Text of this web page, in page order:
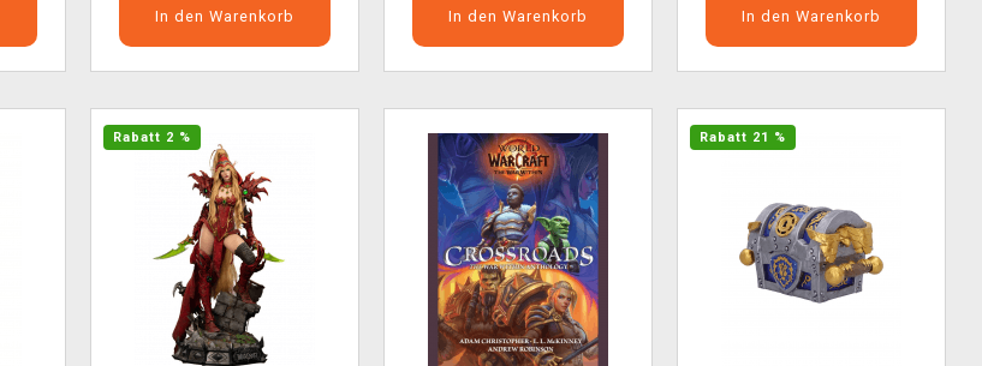
In den Warenkorb In den Warenkorb In den Warenkorb
Rabatt 2 % Rabatt 21 %